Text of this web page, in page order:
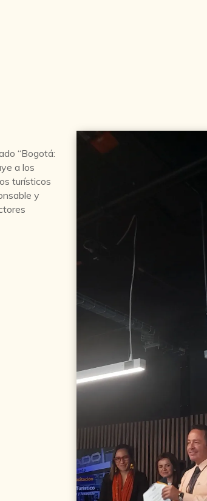
“Bogotá:
a los
turísticos
y